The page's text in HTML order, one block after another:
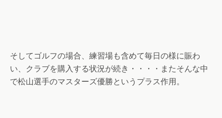
そしてゴルフの場合、練習場も含めて毎日の様に賑わ
い、クラブを購入する状況が続き・・・・またそんな中
で松山選手のマスターズ優勝というプラス作用。